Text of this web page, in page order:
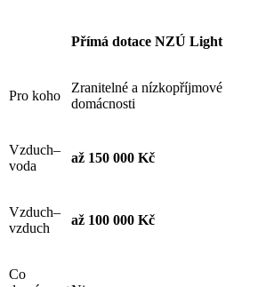
Přímá dotace NZÚ Light
Pro koho
Zranitelné a nízkopříjmové
domácnosti
Vzduch–
voda
až 150 000 Kč
Vzduch–
vzduch
až 100 000 Kč
Co